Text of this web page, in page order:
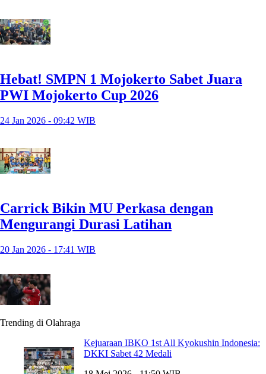
Hebat! SMPN 1 Mojokerto Sabet Juara
PWI Mojokerto Cup 2026
24 Jan 2026 - 09:42 WIB
Carrick Bikin MU Perkasa dengan
Mengurangi Durasi Latihan
20 Jan 2026 - 17:41 WIB
Trending di Olahraga
Kejuaraan IBKO 1st All Kyokushin Indonesia:
DKKI Sabet 42 Medali